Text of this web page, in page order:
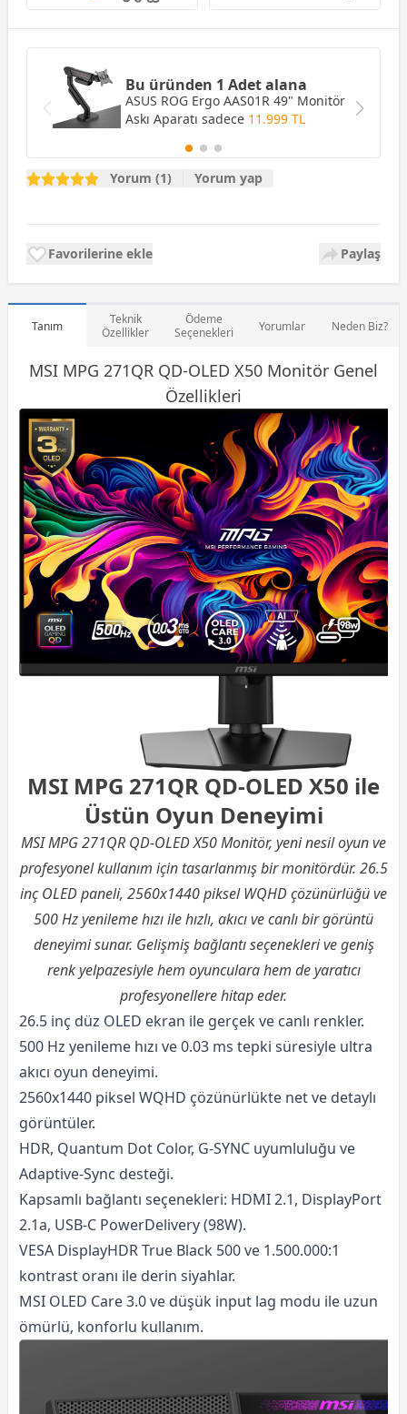
Bu üründen 1 Adet alana
ASUS ROG Ergo AAS01R 49" Monitör
Askı Aparatı sadece 11.999 TL
Yorum (1) Yorum yap
Favorilerine ekle Paylaş
Tanım
Teknik
Özellikler
Ödeme
Seçenekleri
Yorumlar Neden Biz?
MSI MPG 271QR QD-OLED X50 Monitör Genel
Özellikleri
MSI MPG 271QR QD-OLED X50 ile
Üstün Oyun Deneyimi
MSI MPG 271QR QD-OLED X50 Monitör, yeni nesil oyun ve
profesyonel kullanım için tasarlanmış bir monitördür. 26.5
inç OLED paneli, 2560x1440 piksel WQHD çözünürlüğü ve
500 Hz yenileme hızı ile hızlı, akıcı ve canlı bir görüntü
deneyimi sunar. Gelişmiş bağlantı seçenekleri ve geniş
renk yelpazesiyle hem oyunculara hem de yaratıcı
profesyonellere hitap eder.
26.5 inç düz OLED ekran ile gerçek ve canlı renkler.
500 Hz yenileme hızı ve 0.03 ms tepki süresiyle ultra
akıcı oyun deneyimi.
2560x1440 piksel WQHD çözünürlükte net ve detaylı
görüntüler.
HDR, Quantum Dot Color, G-SYNC uyumluluğu ve
Adaptive-Sync desteği.
Kapsamlı bağlantı seçenekleri: HDMI 2.1, DisplayPort
2.1a, USB-C PowerDelivery (98W).
VESA DisplayHDR True Black 500 ve 1.500.000:1
kontrast oranı ile derin siyahlar.
MSI OLED Care 3.0 ve düşük input lag modu ile uzun
ömürlü, konforlu kullanım.